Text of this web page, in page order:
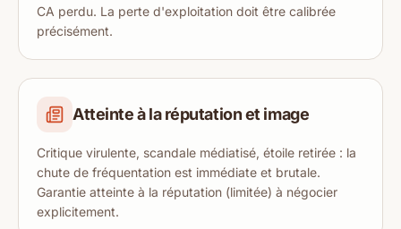
CA perdu. La perte d'exploitation doit être calibrée
précisément.
Atteinte à la réputation et image
Critique virulente, scandale médiatisé, étoile retirée : la
chute de fréquentation est immédiate et brutale.
Garantie atteinte à la réputation (limitée) à négocier
explicitement.